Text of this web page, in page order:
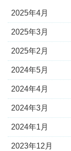
2025年4月
2025年3月
2025年2月
2024年5月
2024年4月
2024年3月
2024年1月
2023年12月